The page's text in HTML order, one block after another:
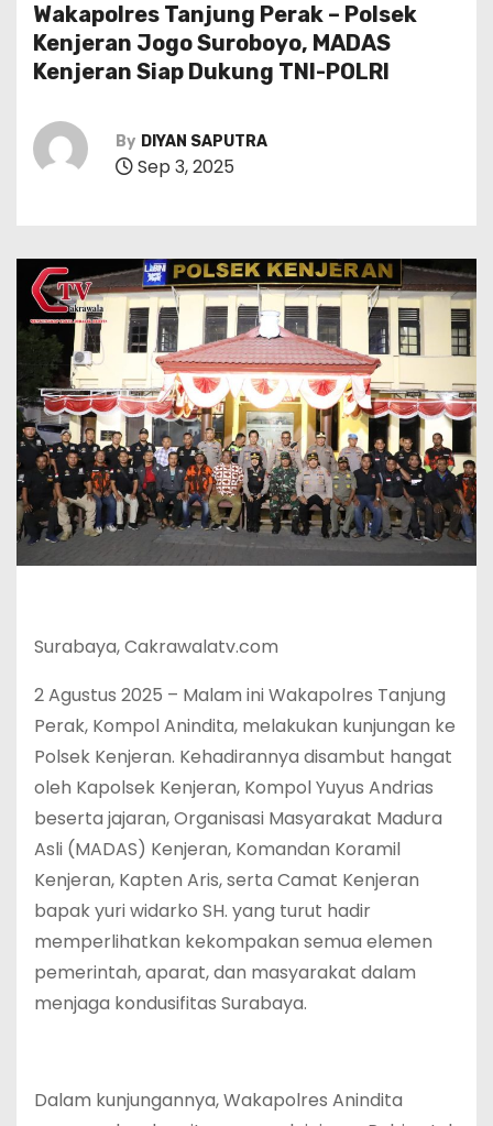
Wakapolres Tanjung Perak – Polsek
Kenjeran Jogo Suroboyo, MADAS
Kenjeran Siap Dukung TNI-POLRI
By DIYAN SAPUTRA
Sep 3, 2025
Surabaya, Cakrawalatv.com
2 Agustus 2025 – Malam ini Wakapolres Tanjung
Perak, Kompol Anindita, melakukan kunjungan ke
Polsek Kenjeran. Kehadirannya disambut hangat
oleh Kapolsek Kenjeran, Kompol Yuyus Andrias
beserta jajaran, Organisasi Masyarakat Madura
Asli (MADAS) Kenjeran, Komandan Koramil
Kenjeran, Kapten Aris, serta Camat Kenjeran
bapak yuri widarko SH. yang turut hadir
memperlihatkan kekompakan semua elemen
pemerintah, aparat, dan masyarakat dalam
menjaga kondusifitas Surabaya.
Dalam kunjungannya, Wakapolres Anindita